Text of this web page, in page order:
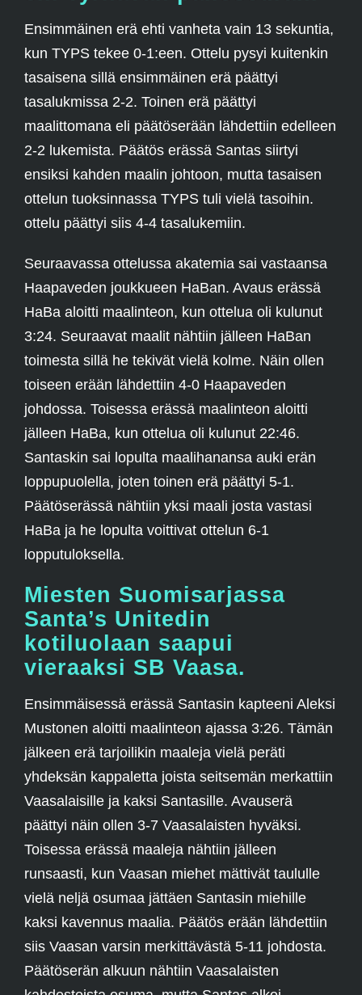
Ensimmäinen erä ehti vanheta vain 13 sekuntia,
kun TYPS tekee 0-1:een. Ottelu pysyi kuitenkin
tasaisena sillä ensimmäinen erä päättyi
tasalukmissa 2-2. Toinen erä päättyi
maalittomana eli päätöserään lähdettiin edelleen
2-2 lukemista. Päätös erässä Santas siirtyi
ensiksi kahden maalin johtoon, mutta tasaisen
ottelun tuoksinnassa TYPS tuli vielä tasoihin.
ottelu päättyi siis 4-4 tasalukemiin.
Seuraavassa ottelussa akatemia sai vastaansa
Haapaveden joukkueen HaBan. Avaus erässä
HaBa aloitti maalinteon, kun ottelua oli kulunut
3:24. Seuraavat maalit nähtiin jälleen HaBan
toimesta sillä he tekivät vielä kolme. Näin ollen
toiseen erään lähdettiin 4-0 Haapaveden
johdossa. Toisessa erässä maalinteon aloitti
jälleen HaBa, kun ottelua oli kulunut 22:46.
Santaskin sai lopulta maalihanansa auki erän
loppupuolella, joten toinen erä päättyi 5-1.
Päätöserässä nähtiin yksi maali josta vastasi
HaBa ja he lopulta voittivat ottelun 6-1
lopputuloksella.
Miesten Suomisarjassa
Santa’s Unitedin
kotiluolaan saapui
vieraaksi SB Vaasa.
Ensimmäisessä erässä Santasin kapteeni Aleksi
Mustonen aloitti maalinteon ajassa 3:26. Tämän
jälkeen erä tarjoilikin maaleja vielä peräti
yhdeksän kappaletta joista seitsemän merkattiin
Vaasalaisille ja kaksi Santasille. Avauserä
päättyi näin ollen 3-7 Vaasalaisten hyväksi.
Toisessa erässä maaleja nähtiin jälleen
runsaasti, kun Vaasan miehet mättivät taululle
vielä neljä osumaa jättäen Santasin miehille
kaksi kavennus maalia. Päätös erään lähdettiin
siis Vaasan varsin merkittävästä 5-11 johdosta.
Päätöserän alkuun nähtiin Vaasalaisten